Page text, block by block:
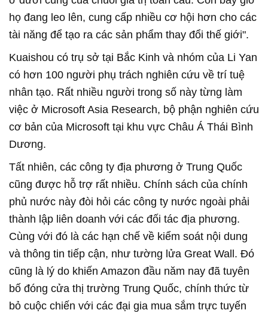
họ đang leo lên, cung cấp nhiều cơ hội hơn cho các
tài năng để tạo ra các sản phẩm thay đổi thế giới".
Kuaishou có trụ sở tại Bắc Kinh và nhóm của Li Yan
có hơn 100 người phụ trách nghiên cứu về trí tuệ
nhân tạo. Rất nhiều người trong số này từng làm
việc ở Microsoft Asia Research, bộ phận nghiên cứu
cơ bản của Microsoft tại khu vực Châu Á Thái Bình
Dương.
Tất nhiên, các công ty địa phương ở Trung Quốc
cũng được hỗ trợ rất nhiều. Chính sách của chính
phủ nước này đòi hỏi các công ty nước ngoài phải
thành lập liên doanh với các đối tác địa phương.
Cùng với đó là các hạn chế về kiểm soát nội dung
và thông tin tiếp cận, như tường lửa Great Wall. Đó
cũng là lý do khiến Amazon đầu năm nay đã tuyên
bố đóng cửa thị trường Trung Quốc, chính thức từ
bỏ cuộc chiến với các đại gia mua sắm trực tuyến